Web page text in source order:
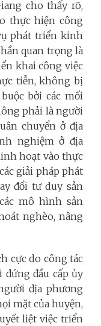
cho thấy rõ,
thực hiện công
phát triển kinh
quan trọng là
khai công việc
tiễn, không bị
bởi các mối
phải là người
chuyển ở địa
nghiệm ở địa
hoạt vào thực
giải pháp phát
đổi tư duy sản
mô hình sản
nghèo, nâng
cực do công tác
đứng đầu cấp ủy
địa phương
mặt của huyện,
liệt việc triển